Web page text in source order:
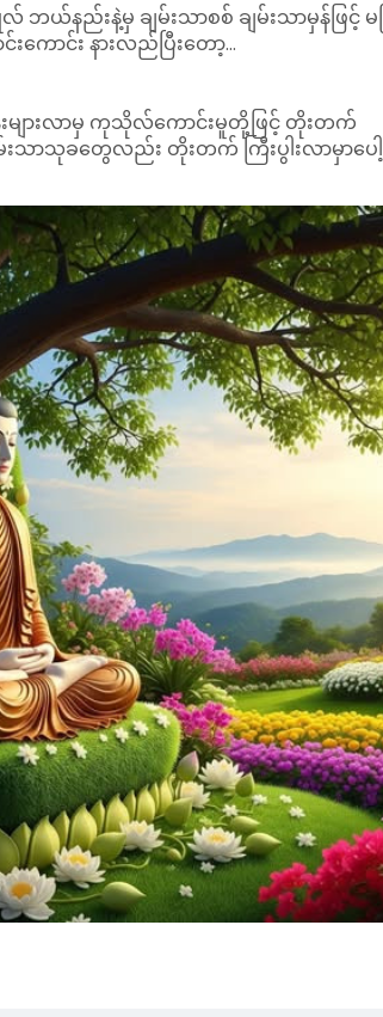
ည်းနဲ့မှ ချမ်းသာစစ် ချမ်းသာမှန်ဖြင့် မကြီ
ောင်း နားလည်ပြီးတော့...
များလာမှ ကုသိုလ်ကောင်းမူတို့ဖြင့် တိုးတက်
သာသုခတွေလည်း တိုးတက် ကြီးပွါးလာမှာပေါ့
ားမှာကိုး။ အဲတော့ ဦးဇင်းတို့ ကျမ်းဂန်တွေထဲ
မယ်၊ ဖတ်ရူရမယ်၊ မှတ်သားရမယ် တဲ့။
ရားအားလျော်သော အကျင့်မြတ်ကို ကျင့်သုံးရ
ကို နည်းနည်း ပြောကြည့်ချင်တယ်။ ဓမ္မာနုဓမ္မ
သည်
တွေ့လာတာ။ ယုံစရာတွေ့လာမှ ဆက်ပြီးတော့
ော်။ အဲသလိုလေး လည်သွားဖို့ အရေးကြီးတယ်။
းနဲ့...
ကြောင့် ယုံကြည်မူဆိုတာ တိုးမလာဘူးလား။
ာ အလုပ်တွေလည်း တိုးလာတယ်။ ကုသိုလ်တိုးလ
။